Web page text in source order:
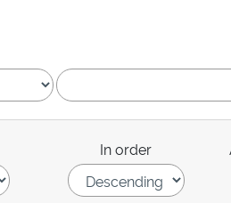
In order